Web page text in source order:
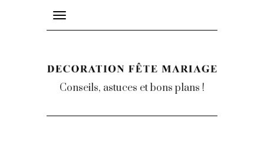
Toggle
navigation
Conseils, astuces et bons plans !